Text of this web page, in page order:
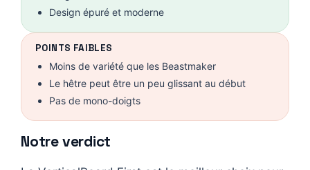
Design épuré et moderne
POINTS FAIBLES
Moins de variété que les Beastmaker
Le hêtre peut être un peu glissant au début
Pas de mono-doigts
Notre verdict